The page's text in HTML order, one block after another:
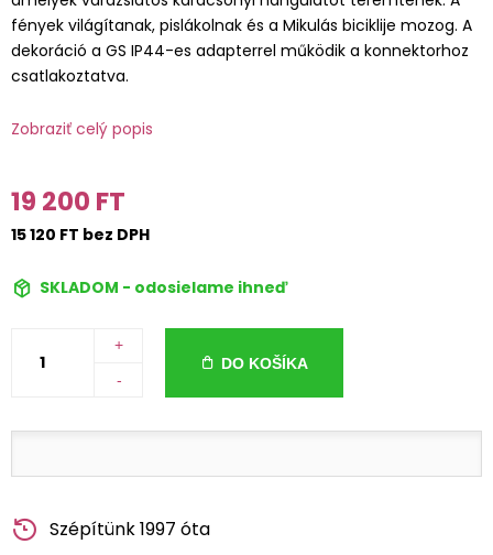
fények világítanak, pislákolnak és a Mikulás biciklije mozog. A
dekoráció a GS IP44-es adapterrel működik a konnektorhoz
csatlakoztatva.
Zobraziť celý popis
19 200 FT
15 120 FT bez DPH
SKLADOM - odosielame ihneď
+
-
DO KOŠÍKA
Szépítünk 1997 óta